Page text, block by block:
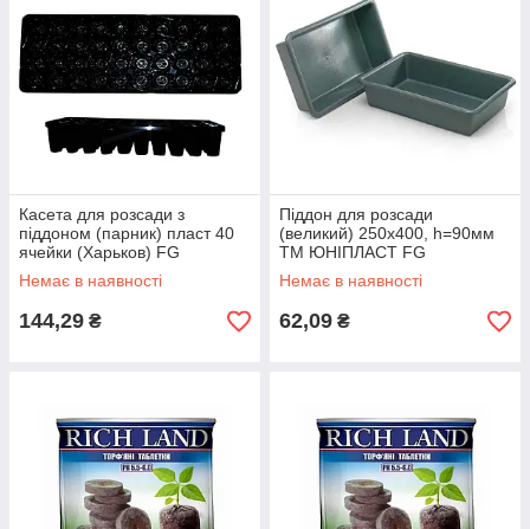
Касета для розсади з
піддоном (парник) пласт 40
ячейки (Харьков) FG
Немає в наявності
144,29 ₴
Піддон для розсади
(великий) 250х400, h=90мм
ТМ ЮНІПЛАСТ FG
Немає в наявності
62,09 ₴